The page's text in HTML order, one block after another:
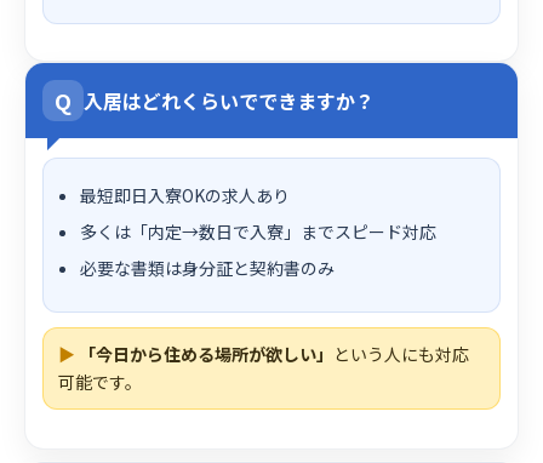
Q 入居はどれくらいでできますか？
最短即日入寮OKの求人あり
多くは「内定→数日で入寮」までスピード対応
必要な書類は身分証と契約書のみ
▶ 「今日から住める場所が欲しい」 という人にも対応
可能です。